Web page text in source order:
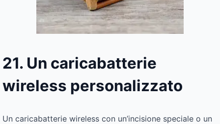
21. Un caricabatterie
wireless personalizzato
Un caricabatterie wireless con un’incisione speciale o un